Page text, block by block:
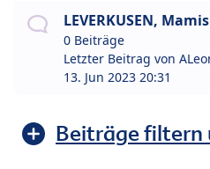
LEVERKUSEN,
0 Beiträge
Letzter Beitrag von
13. Jun 2023 20:31
Beiträge filtern